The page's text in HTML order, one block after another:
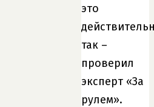
это
так –
проверил
эксперт «За
рулем».